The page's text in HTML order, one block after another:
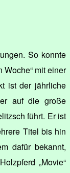
So konnte
Woche“ mit einer
ist der jährliche
auf die große
führt. Er ist
Titel bis hin
dafür bekannt,
„Movie“